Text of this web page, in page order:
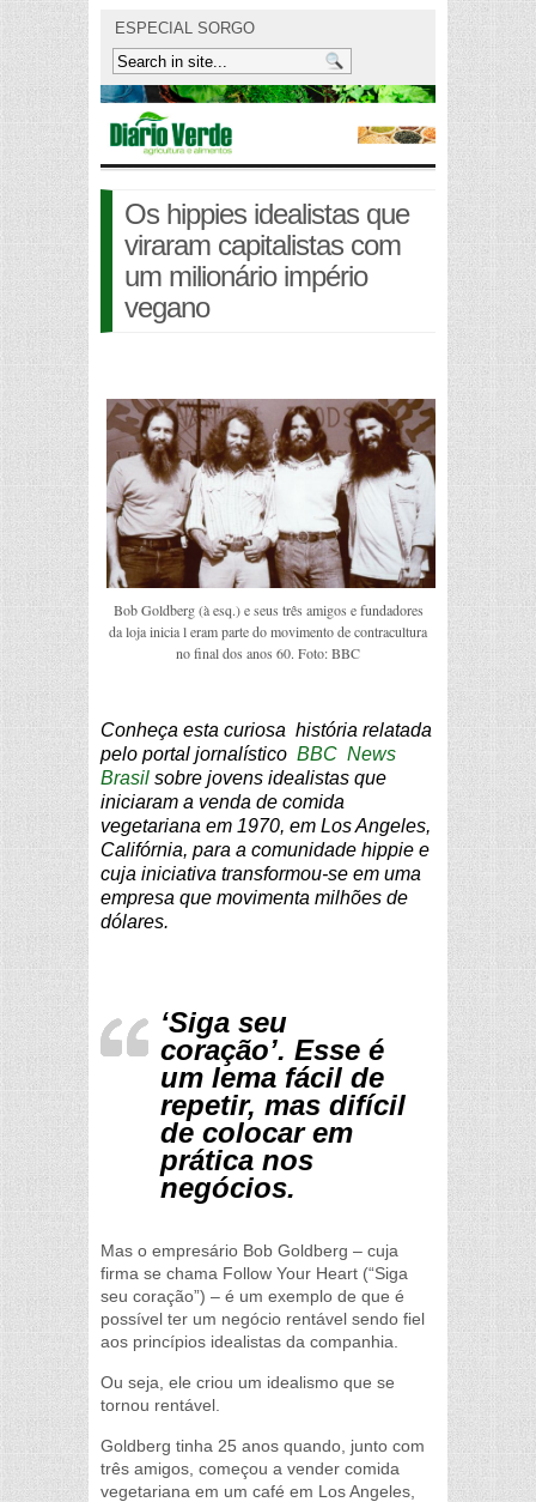
ESPECIAL SORGO
Os hippies idealistas que
viraram capitalistas com
um milionário império
vegano
Bob Goldberg (à esq.) e seus três amigos e fundadores
da loja inicia l eram parte do movimento de contracultura
no final dos anos 60. Foto: BBC
Conheça esta curiosa história relatada
pelo portal jornalístico BBC News
Brasil sobre jovens idealistas que
iniciaram a venda de comida
vegetariana em 1970, em Los Angeles,
Califórnia, para a comunidade hippie e
cuja iniciativa transformou-se em uma
empresa que movimenta milhões de
dólares.
‘Siga seu
coração’. Esse é
um lema fácil de
repetir, mas difícil
de colocar em
prática nos
negócios.
Mas o empresário Bob Goldberg – cuja
firma se chama Follow Your Heart (“Siga
seu coração”) – é um exemplo de que é
possível ter um negócio rentável sendo fiel
aos princípios idealistas da companhia.
Ou seja, ele criou um idealismo que se
tornou rentável.
Goldberg tinha 25 anos quando, junto com
três amigos, começou a vender comida
vegetariana em um café em Los Angeles,